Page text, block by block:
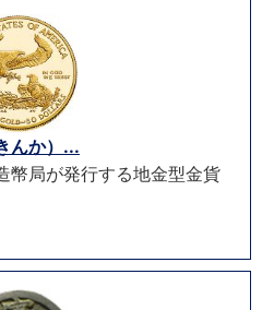
んか）...
幣局が発行する地金型金貨